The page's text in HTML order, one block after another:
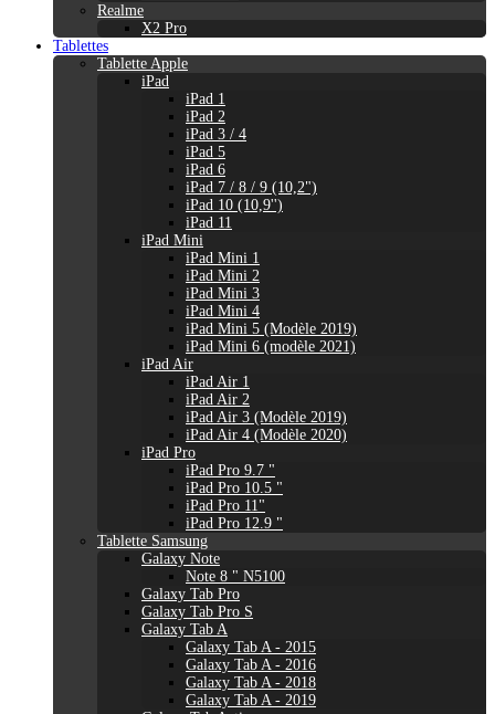
Realme
X2 Pro
Tablettes
Tablette Apple
iPad
iPad 1
iPad 2
iPad 3 / 4
iPad 5
iPad 6
iPad 7 / 8 / 9 (10,2")
iPad 10 (10,9'')
iPad 11
iPad Mini
iPad Mini 1
iPad Mini 2
iPad Mini 3
iPad Mini 4
iPad Mini 5 (Modèle 2019)
iPad Mini 6 (modèle 2021)
iPad Air
iPad Air 1
iPad Air 2
iPad Air 3 (Modèle 2019)
iPad Air 4 (Modèle 2020)
iPad Pro
iPad Pro 9.7 "
iPad Pro 10.5 "
iPad Pro 11"
iPad Pro 12.9 "
Tablette Samsung
Galaxy Note
Note 8 " N5100
Galaxy Tab Pro
Galaxy Tab Pro S
Galaxy Tab A
Galaxy Tab A - 2015
Galaxy Tab A - 2016
Galaxy Tab A - 2018
Galaxy Tab A - 2019